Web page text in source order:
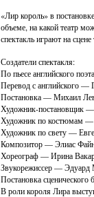
«Лир король» в
объеме, на какой театр
спектакль играют на
Создатели спектакля:
По пьесе английского
Перевод с английского —
Постановка — Михаил
Художник-постановщик —
Художник по костюмам
Художник по свету —
Композитор — Элиас
Хореограф — Ирина
Звукорежиссер — Эдуард
Постановка
В роли короля Лира